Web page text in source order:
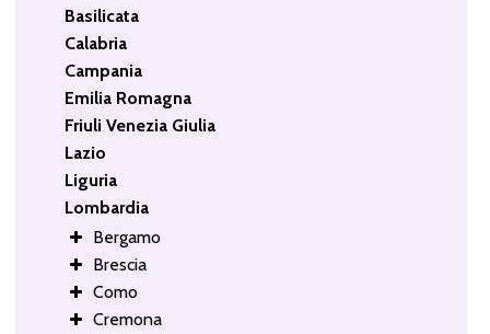
Basilicata
Calabria
Campania
Emilia Romagna
Friuli Venezia Giulia
Lazio
Liguria
Lombardia
Bergamo
Brescia
Como
Cremona